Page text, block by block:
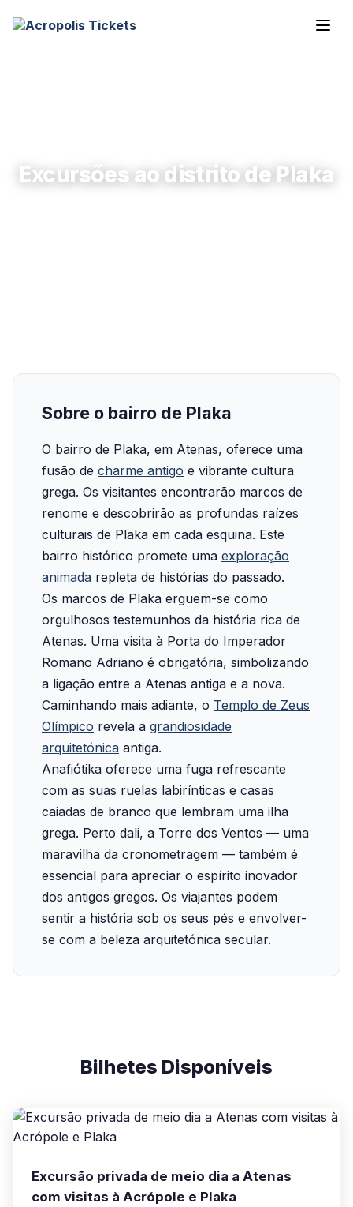
Excursões ao distrito de Plaka
Sobre o bairro de Plaka
O bairro de Plaka, em Atenas, oferece uma
fusão de charme antigo e vibrante cultura
grega. Os visitantes encontrarão marcos de
renome e descobrirão as profundas raízes
culturais de Plaka em cada esquina. Este
bairro histórico promete uma exploração
animada repleta de histórias do passado.
Os marcos de Plaka erguem-se como
orgulhosos testemunhos da história rica de
Atenas. Uma visita à Porta do Imperador
Romano Adriano é obrigatória, simbolizando
a ligação entre a Atenas antiga e a nova.
Caminhando mais adiante, o Templo de Zeus
Olímpico revela a grandiosidade
arquitetónica antiga.
Anafiótika oferece uma fuga refrescante
com as suas ruelas labirínticas e casas
caiadas de branco que lembram uma ilha
grega. Perto dali, a Torre dos Ventos — uma
maravilha da cronometragem — também é
essencial para apreciar o espírito inovador
dos antigos gregos. Os viajantes podem
sentir a história sob os seus pés e envolver-
se com a beleza arquitetónica secular.
Bilhetes Disponíveis
Excursão privada de meio dia a Atenas
com visitas à Acrópole e Plaka